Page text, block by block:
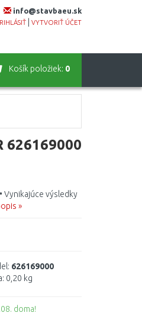
info@stavbaeu.sk
VYTVORIŤ ÚČET
Košík položiek: 0
626169000
Vynikajúce výsledky
»
626169000
0,20 kg
doma!